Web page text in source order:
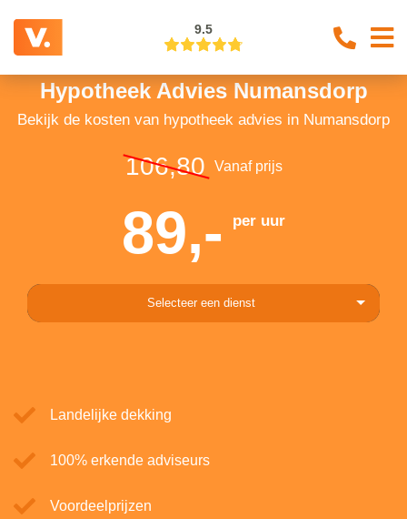
9.5
Hypotheek Advies Numansdorp
Bekijk de kosten van hypotheek advies in Numansdorp
106,80 Vanaf prijs
89,- per uur
Selecteer een dienst
Landelijke dekking
100% erkende adviseurs
Voordeelprijzen